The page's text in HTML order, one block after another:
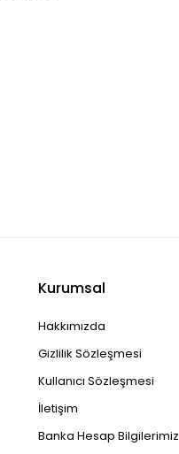
Kurumsal
Hakkımızda
Gizlilik Sözleşmesi
Kullanıcı Sözleşmesi
İletişim
Banka Hesap Bilgilerimiz